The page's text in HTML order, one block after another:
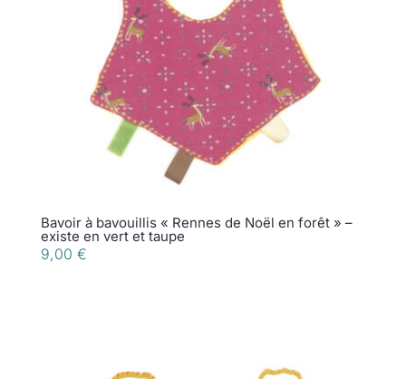
Bavoir à bavouillis « Rennes de Noël en forêt » –
existe en vert et taupe
9,00 €